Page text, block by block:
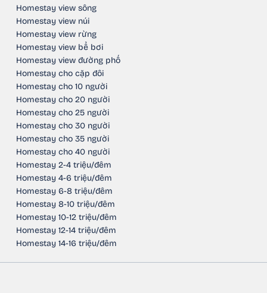
Homestay view sông
Homestay view núi
Homestay view rừng
Homestay view bể bơi
Homestay view đường phố
Homestay cho cặp đôi
Homestay cho 10 người
Homestay cho 20 người
Homestay cho 25 người
Homestay cho 30 người
Homestay cho 35 người
Homestay cho 40 người
Homestay 2-4 triệu/đêm
Homestay 4-6 triệu/đêm
Homestay 6-8 triệu/đêm
Homestay 8-10 triệu/đêm
Homestay 10-12 triệu/đêm
Homestay 12-14 triệu/đêm
Homestay 14-16 triệu/đêm